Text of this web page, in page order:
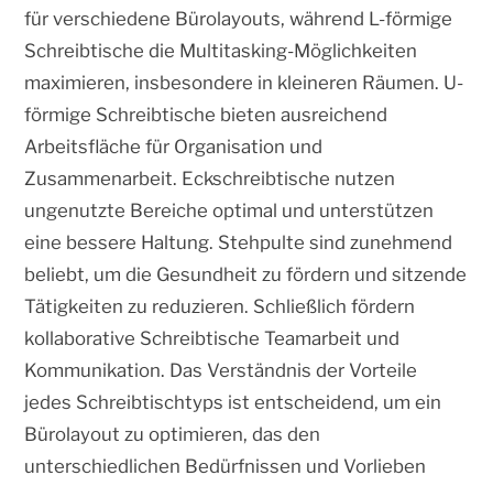
für verschiedene Bürolayouts, während L-förmige
Schreibtische die Multitasking-Möglichkeiten
maximieren, insbesondere in kleineren Räumen. U-
förmige Schreibtische bieten ausreichend
Arbeitsfläche für Organisation und
Zusammenarbeit. Eckschreibtische nutzen
ungenutzte Bereiche optimal und unterstützen
eine bessere Haltung. Stehpulte sind zunehmend
beliebt, um die Gesundheit zu fördern und sitzende
Tätigkeiten zu reduzieren. Schließlich fördern
kollaborative Schreibtische Teamarbeit und
Kommunikation. Das Verständnis der Vorteile
jedes Schreibtischtyps ist entscheidend, um ein
Bürolayout zu optimieren, das den
unterschiedlichen Bedürfnissen und Vorlieben